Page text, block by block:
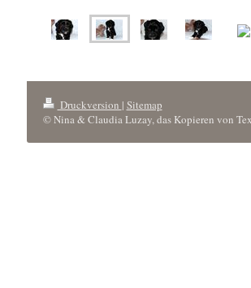
Druckversion | Sitemap
© Nina & Claudia Luzay, das Kopieren von